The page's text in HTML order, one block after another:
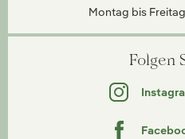
Montag bis
Folgen